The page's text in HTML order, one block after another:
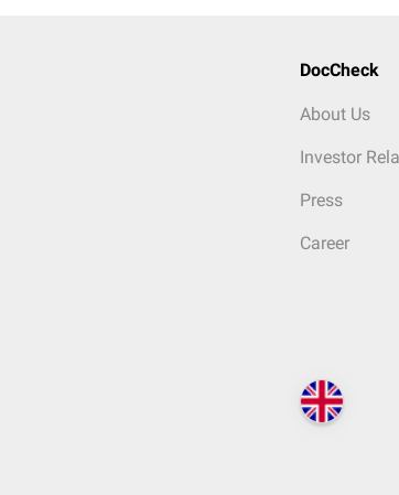
DocCheck
About Us
Investor
Press
Career